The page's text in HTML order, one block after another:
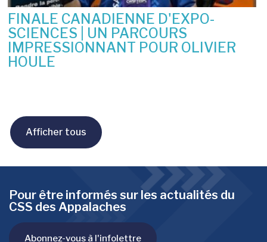
FINALE CANADIENNE D'EXPO-
SCIENCES | UN PARCOURS
IMPRESSIONNANT POUR OLIVIER
HOULE
Afficher tous
Pour être informés sur les actualités du
CSS des Appalaches
Abonnez-vous à l'infolettre